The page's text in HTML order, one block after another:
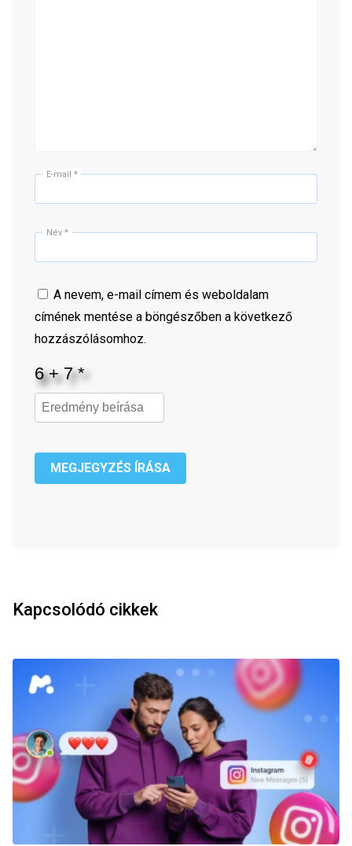
E-mail *
Név *
A nevem, e-mail címem és weboldalam
címének mentése a böngészőben a következő
hozzászólásomhoz.
MEGJEGYZÉS ÍRÁSA
Kapcsolódó cikkek